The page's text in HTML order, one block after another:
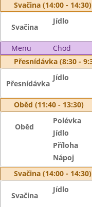
Svačina (14:00 - 14:30)
Svačina
Jídlo
Menu Chod
Přesnídávka (8:30 -
Přesnídávka
Jídlo
Oběd (11:40 - 13:30)
Oběd
Polévka
Jídlo
Příloha
Nápoj
Svačina (14:00 - 14:30)
Svačina
Jídlo